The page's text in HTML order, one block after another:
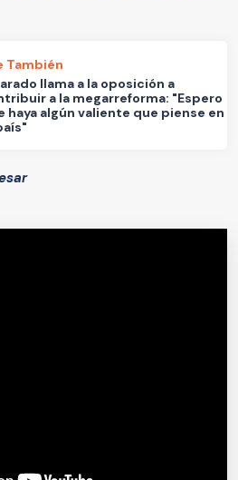
También
llama a la oposición a
a la megarreforma: "Espero
haya algún valiente que piense en